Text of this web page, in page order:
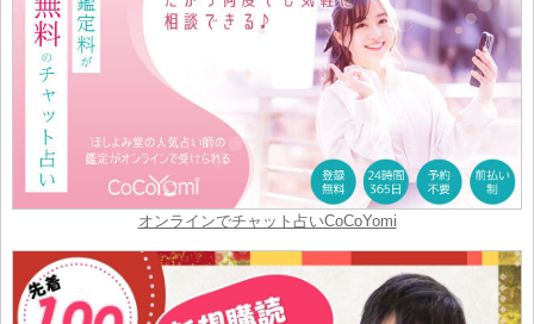
オンラインでチャット占いCoCoYomi